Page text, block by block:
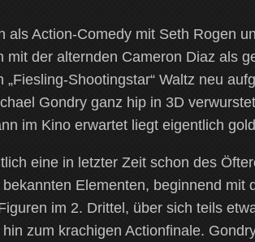
als Action-Comedy mit Seth Rogen
mit der alternden Cameron Diaz als
Shootingstar“ Waltz neu
Gondry ganz hip in 3D
im Kino erwartet liegt eigentlich
eine in letzter Zeit schon des
Elementen, beginnend mit
im 2. Drittel, über sich teils
zum krachigen Actionfinale.